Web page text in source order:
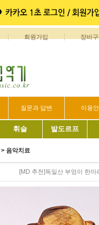
회원가입 장바구
질문과 답변 이용
휘슬 발도르프
> 음악치료
[MD 추천]독일산 부엉이 한마